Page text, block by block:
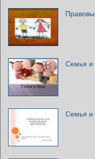
Семья и
Семья и